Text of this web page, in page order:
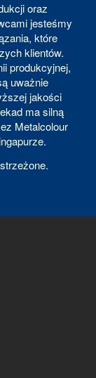
oraz
jesteśmy
które
klientów.
produkcyjnej,
uważnie
jakości
ma silną
Metalcolour